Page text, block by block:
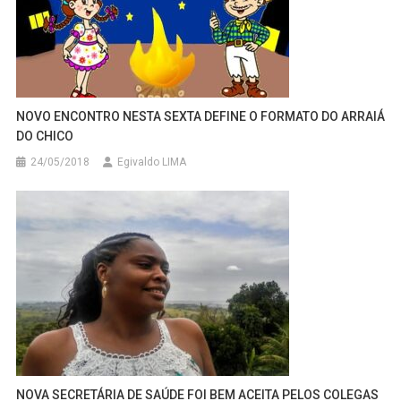
NOVO ENCONTRO NESTA SEXTA DEFINE O FORMATO DO ARRAIÁ
DO CHICO
24/05/2018 Egivaldo LIMA
NOVA SECRETÁRIA DE SAÚDE FOI BEM ACEITA PELOS COLEGAS